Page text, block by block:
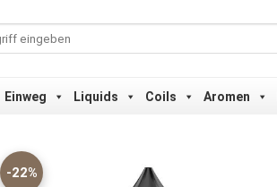
Einweg Liquids Coils Aromen
-22%